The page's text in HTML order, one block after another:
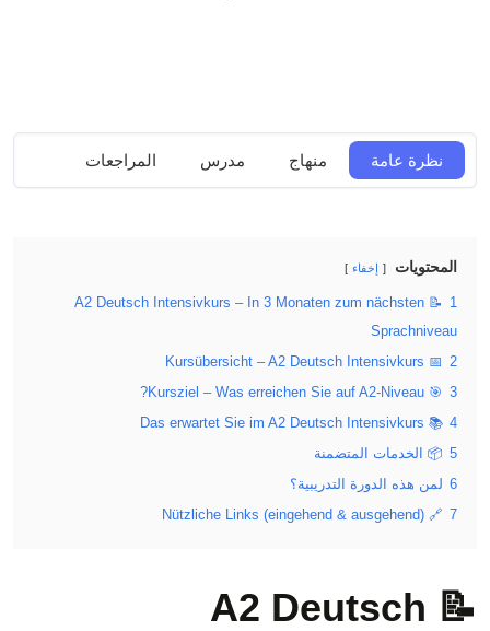
نظرة عامة منهاج مدرس المراجعات
المحتويات إخفاء
1
📝 A2 Deutsch Intensivkurs – In 3 Monaten zum nächsten
Sprachniveau
2
📅 Kursübersicht – A2 Deutsch Intensivkurs
3
🎯 Kursziel – Was erreichen Sie auf A2-Niveau?
4
📚 Das erwartet Sie im A2 Deutsch Intensivkurs
5 📦 الخدمات المتضمنة
6 لمن هذه الدورة التدريبية؟
7
🔗 Nützliche Links (eingehend & ausgehend)
📝 A2 Deutsch